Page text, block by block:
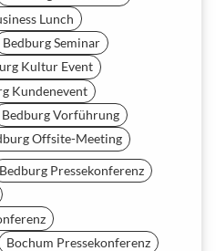
Lunch
Bedburg Seminar
Kultur Event
Kundenevent
Bedburg Vorführung
Offsite-Meeting
Bedburg Pressekonferenz
Bochum Pressekonferenz